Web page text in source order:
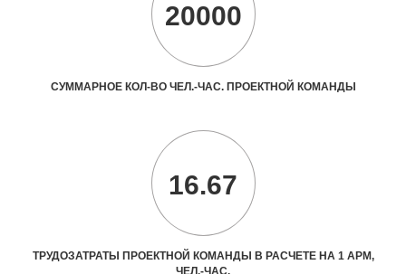
20000
СУММАРНОЕ КОЛ-ВО ЧЕЛ.-ЧАС. ПРОЕКТНОЙ КОМАНДЫ
16.67
ТРУДОЗАТРАТЫ ПРОЕКТНОЙ КОМАНДЫ В РАСЧЕТЕ НА 1 АРМ,
ЧЕЛ.-ЧАС.